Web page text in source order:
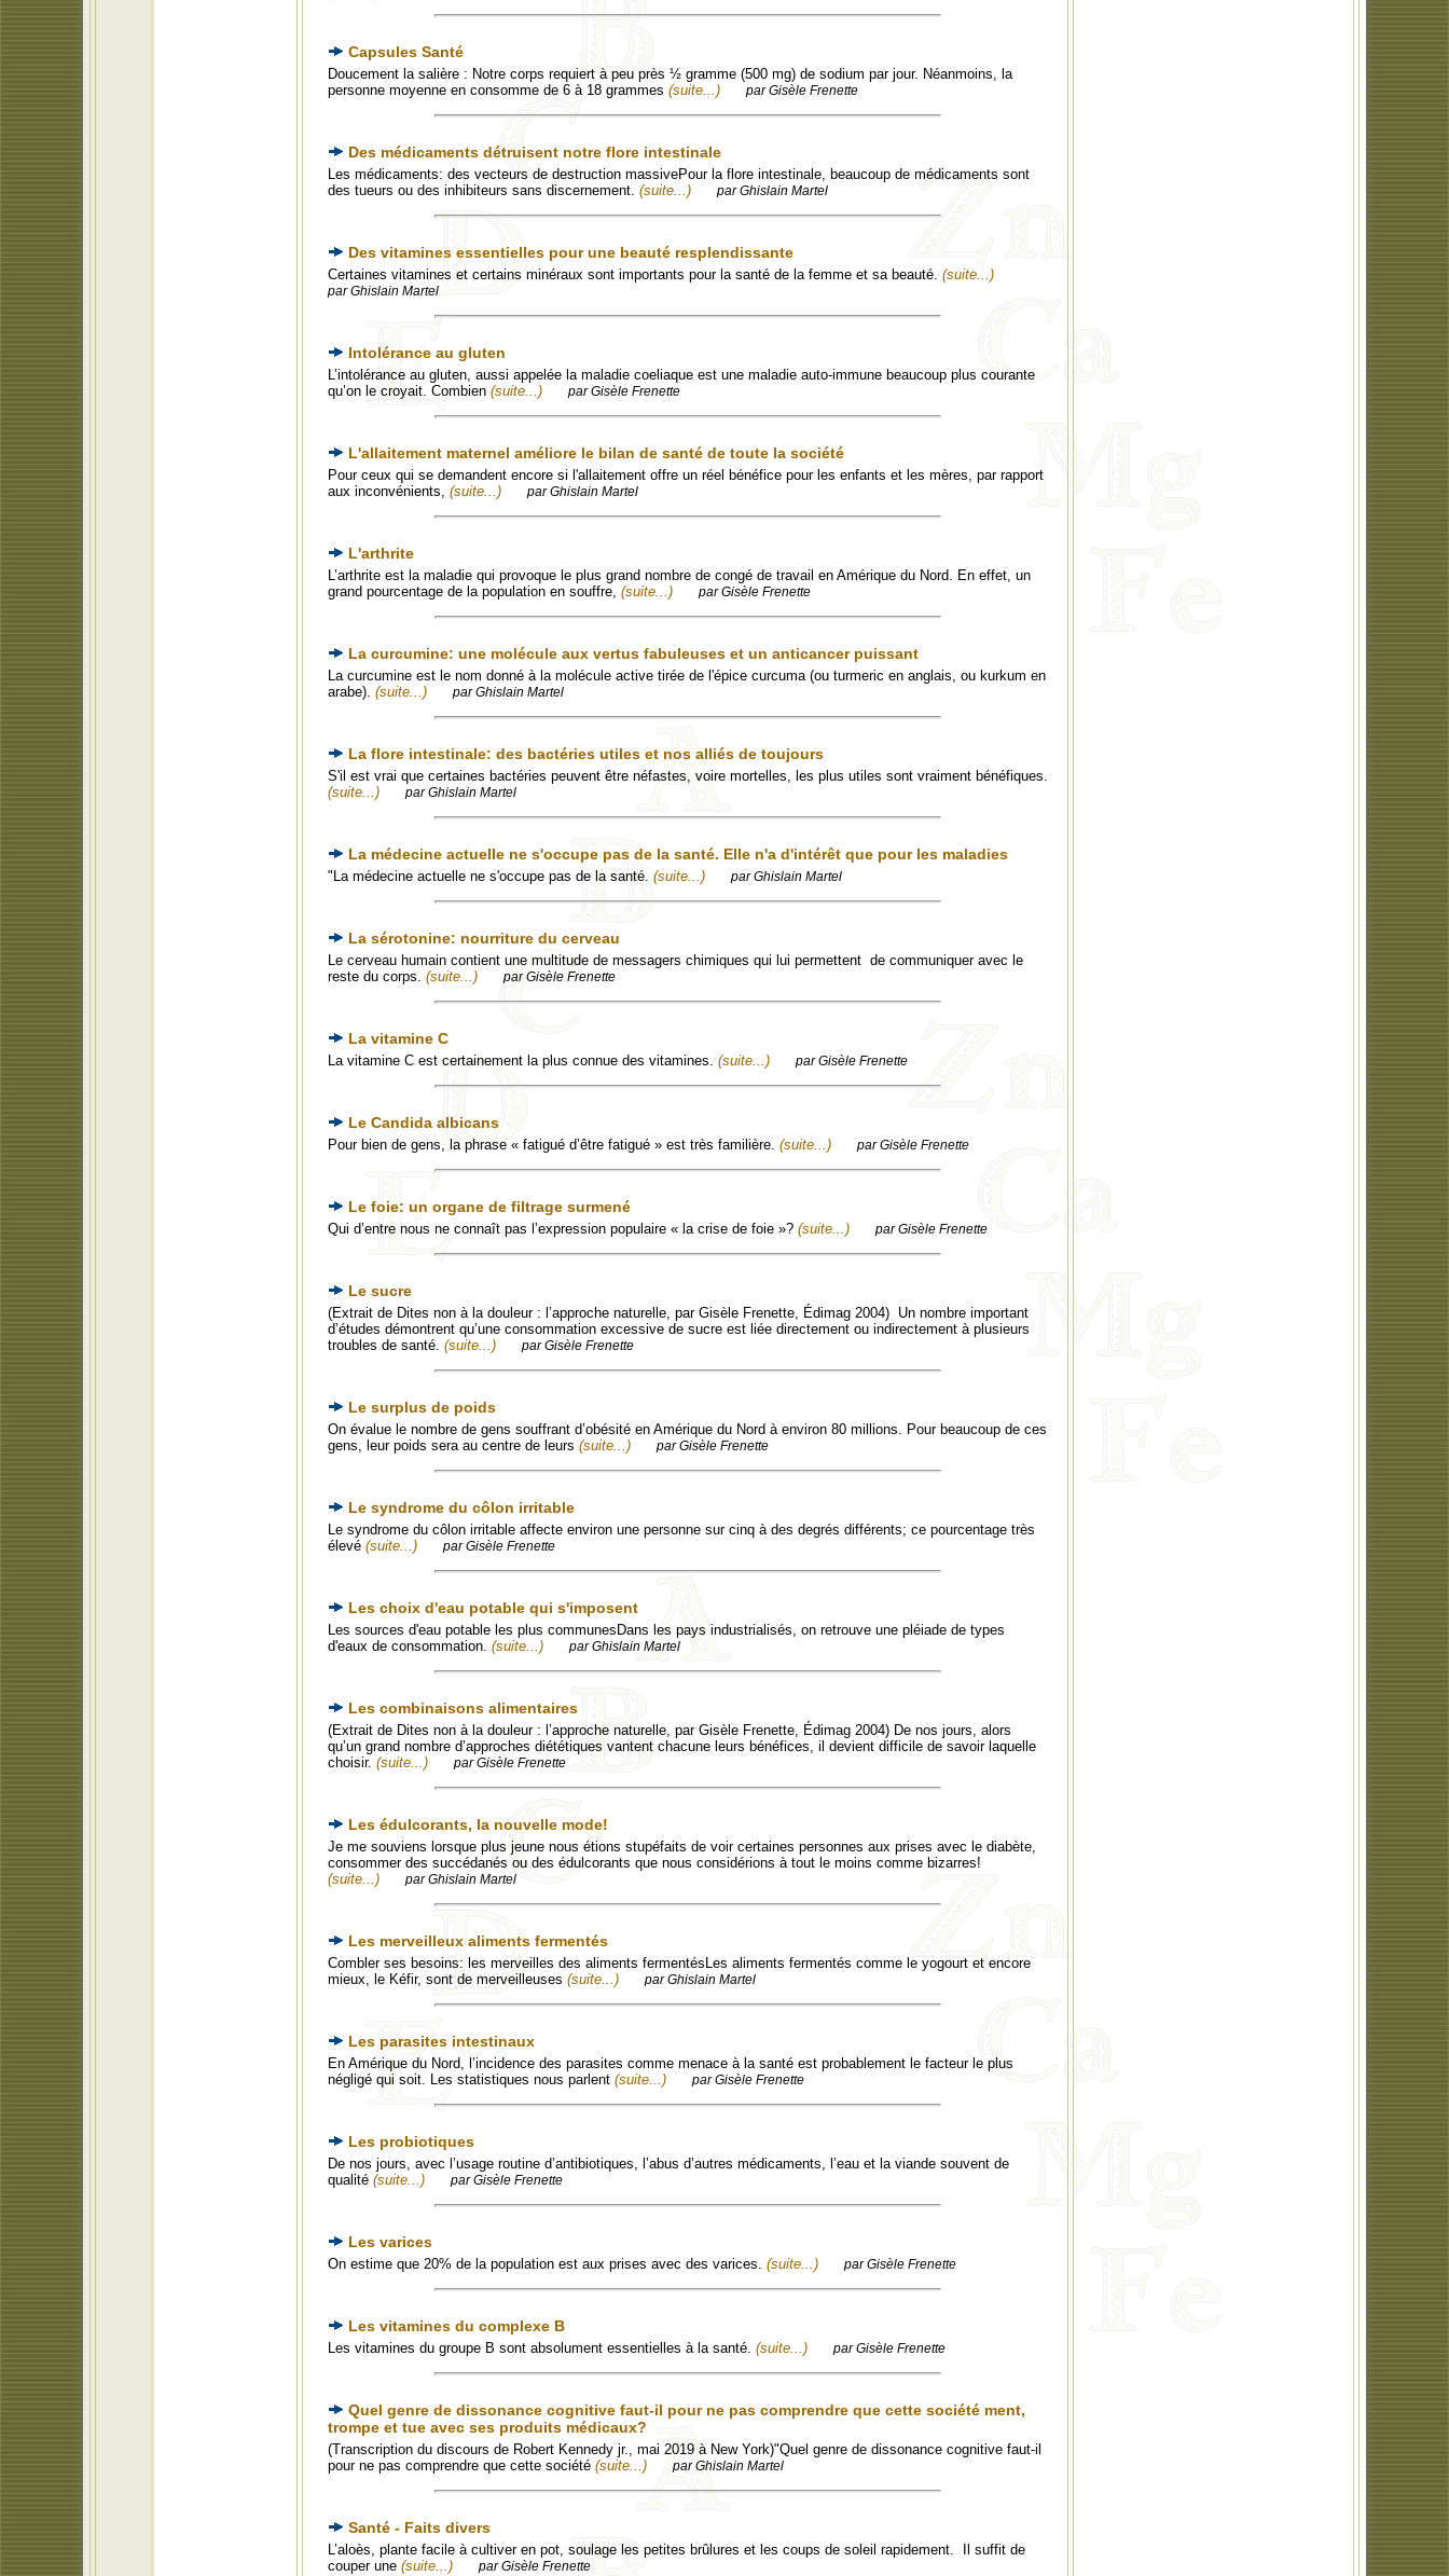
Capsules Santé
Doucement la salière : Notre corps requiert à peu près ½ gramme (500 mg) de sodium par jour. Néanmoins, la
personne moyenne en consomme de 6 à 18 grammes (suite...) par Gisèle Frenette
Des médicaments détruisent notre flore intestinale
Les médicaments: des vecteurs de destruction massivePour la flore intestinale, beaucoup de médicaments sont
des tueurs ou des inhibiteurs sans discernement. (suite...) par Ghislain Martel
Des vitamines essentielles pour une beauté resplendissante
Certaines vitamines et certains minéraux sont importants pour la santé de la femme et sa beauté. (suite...)
par Ghislain Martel
Intolérance au gluten
L’intolérance au gluten, aussi appelée la maladie coeliaque est une maladie auto-immune beaucoup plus courante
qu’on le croyait. Combien (suite...) par Gisèle Frenette
L'allaitement maternel améliore le bilan de santé de toute la société
Pour ceux qui se demandent encore si l'allaitement offre un réel bénéfice pour les enfants et les mères, par rapport
aux inconvénients, (suite...) par Ghislain Martel
L'arthrite
L’arthrite est la maladie qui provoque le plus grand nombre de congé de travail en Amérique du Nord. En effet, un
grand pourcentage de la population en souffre, (suite...) par Gisèle Frenette
La curcumine: une molécule aux vertus fabuleuses et un anticancer puissant
La curcumine est le nom donné à la molécule active tirée de l'épice curcuma (ou turmeric en anglais, ou kurkum en
arabe). (suite...) par Ghislain Martel
La flore intestinale: des bactéries utiles et nos alliés de toujours
S'il est vrai que certaines bactéries peuvent être néfastes, voire mortelles, les plus utiles sont vraiment bénéfiques.
(suite...)
par Ghislain Martel
La médecine actuelle ne s'occupe pas de la santé. Elle n'a d'intérêt que pour les maladies
"La médecine actuelle ne s'occupe pas de la santé. (suite...) par Ghislain Martel
La sérotonine: nourriture du cerveau
Le cerveau humain contient une multitude de messagers chimiques qui lui permettent de communiquer avec le
reste du corps. (suite...) par Gisèle Frenette
La vitamine C
La vitamine C est certainement la plus connue des vitamines. (suite...) par Gisèle Frenette
Le Candida albicans
Pour bien de gens, la phrase « fatigué d’être fatigué » est très familière. (suite...) par Gisèle Frenette
Le foie: un organe de filtrage surmené
Qui d’entre nous ne connaît pas l’expression populaire « la crise de foie »? (suite...) par Gisèle Frenette
Le sucre
(Extrait de Dites non à la douleur : l’approche naturelle, par Gisèle Frenette, Édimag 2004) Un nombre important
d’études démontrent qu’une consommation excessive de sucre est liée directement ou indirectement à plusieurs
troubles de santé. (suite...) par Gisèle Frenette
Le surplus de poids
On évalue le nombre de gens souffrant d’obésité en Amérique du Nord à environ 80 millions. Pour beaucoup de ces
gens, leur poids sera au centre de leurs (suite...) par Gisèle Frenette
Le syndrome du côlon irritable
Le syndrome du côlon irritable affecte environ une personne sur cinq à des degrés différents; ce pourcentage très
élevé (suite...) par Gisèle Frenette
Les choix d'eau potable qui s'imposent
Les sources d'eau potable les plus communesDans les pays industrialisés, on retrouve une pléiade de types
d'eaux de consommation. (suite...) par Ghislain Martel
Les combinaisons alimentaires
(Extrait de Dites non à la douleur : l’approche naturelle, par Gisèle Frenette, Édimag 2004) De nos jours, alors
qu’un grand nombre d’approches diététiques vantent chacune leurs bénéfices, il devient difficile de savoir laquelle
choisir. (suite...) par Gisèle Frenette
Les édulcorants, la nouvelle mode!
Je me souviens lorsque plus jeune nous étions stupéfaits de voir certaines personnes aux prises avec le diabète,
consommer des succédanés ou des édulcorants que nous considérions à tout le moins comme bizarres!
(suite...)
par Ghislain Martel
Les merveilleux aliments fermentés
Combler ses besoins: les merveilles des aliments fermentésLes aliments fermentés comme le yogourt et encore
mieux, le Kéfir, sont de merveilleuses (suite...) par Ghislain Martel
Les parasites intestinaux
En Amérique du Nord, l’incidence des parasites comme menace à la santé est probablement le facteur le plus
négligé qui soit. Les statistiques nous parlent (suite...) par Gisèle Frenette
Les probiotiques
De nos jours, avec l’usage routine d’antibiotiques, l’abus d’autres médicaments, l’eau et la viande souvent de
qualité (suite...) par Gisèle Frenette
Les varices
On estime que 20% de la population est aux prises avec des varices. (suite...) par Gisèle Frenette
Les vitamines du complexe B
Les vitamines du groupe B sont absolument essentielles à la santé. (suite...) par Gisèle Frenette
Quel genre de dissonance cognitive faut-il pour ne pas comprendre que cette société ment,
trompe et tue avec ses produits médicaux?
(Transcription du discours de Robert Kennedy jr., mai 2019 à New York)"Quel genre de dissonance cognitive faut-il
pour ne pas comprendre que cette société (suite...) par Ghislain Martel
Santé - Faits divers
L’aloès, plante facile à cultiver en pot, soulage les petites brûlures et les coups de soleil rapidement. Il suffit de
couper une (suite...) par Gisèle Frenette